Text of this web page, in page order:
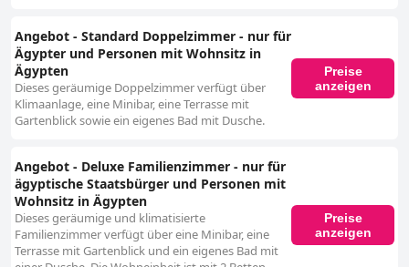
Angebot - Standard Doppelzimmer - nur für
Ägypter und Personen mit Wohnsitz in
Ägypten
Dieses geräumige Doppelzimmer verfügt über
Klimaanlage, eine Minibar, eine Terrasse mit
Gartenblick sowie ein eigenes Bad mit Dusche.
Preise
anzeigen
Angebot - Deluxe Familienzimmer - nur für
ägyptische Staatsbürger und Personen mit
Wohnsitz in Ägypten
Dieses geräumige und klimatisierte
Familienzimmer verfügt über eine Minibar, eine
Terrasse mit Gartenblick und ein eigenes Bad mit
Preise
anzeigen